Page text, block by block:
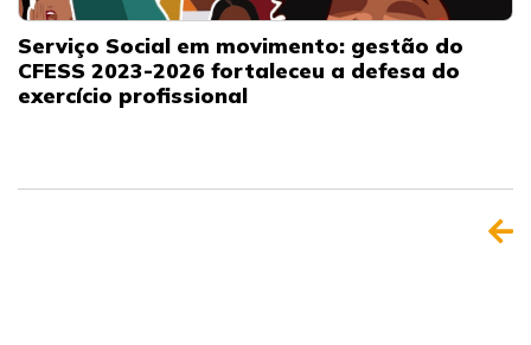
Serviço Social em movimento: gestão do
CFESS 2023-2026 fortaleceu a defesa do
exercício profissional